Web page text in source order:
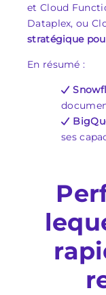
et Cloud
Dataplex, ou
stratégique
En résumé :
ses